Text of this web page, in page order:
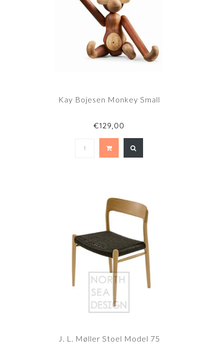
Kay Bojesen Monkey Small
€129,00
J. L. Møller Stoel Model 75